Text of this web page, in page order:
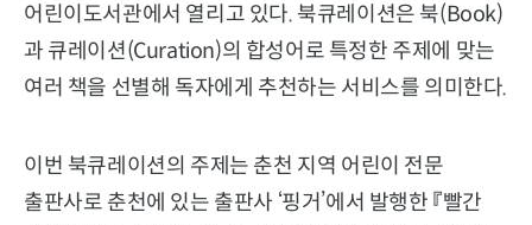
어린이도서관에서 열리고 있다. 북큐레이션은 북(Book)
과 큐레이션(Curation)의 합성어로 특정한 주제에 맞는
여러 책을 선별해 독자에게 추천하는 서비스를 의미한다.
이번 북큐레이션의 주제는 춘천 지역 어린이 전문
출판사로 춘천에 있는 출판사 ‘핑거’에서 발행한 『빨간